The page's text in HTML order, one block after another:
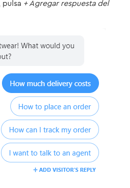
pulsa + Agregar respuesta del